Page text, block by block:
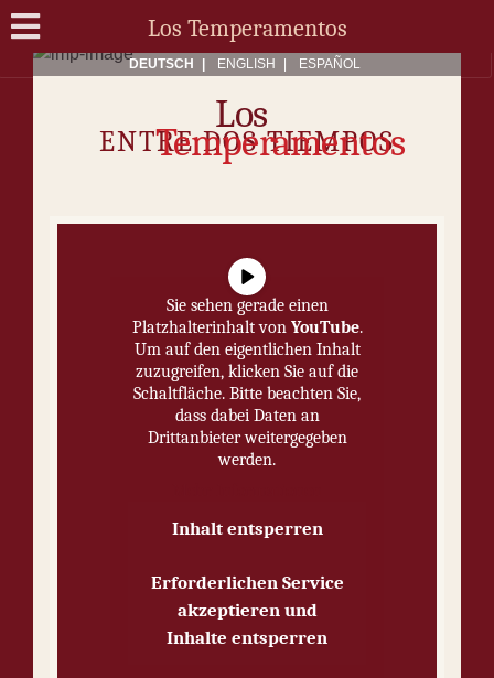
Los Temperamentos
Los
Temperamentos
DEUTSCH ENG­LISH ES­PA­ÑOL
ENT­RE DOS TIEM­POS
Sie sehen gerade einen
Platzhalterinhalt von YouTube.
Um auf den eigentlichen Inhalt
zuzugreifen, klicken Sie auf die
Schaltfläche. Bitte beachten Sie,
dass dabei Daten an
Drittanbieter weitergegeben
werden.
Inhalt entsperren
Erforderlichen Service
akzeptieren und
Inhalte entsperren